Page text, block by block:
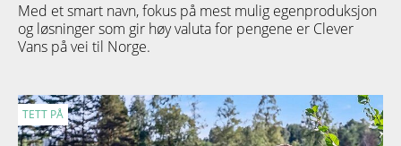
Med et smart navn, fokus på mest mulig egenproduksjon
og løsninger som gir høy valuta for pengene er Clever
Vans på vei til Norge.
TETT PÅ